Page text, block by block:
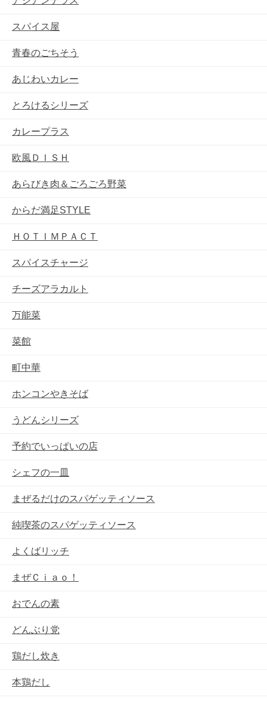
スパイス屋
青春のごちそう
あじわいカレー
とろけるシリーズ
カレープラス
欧風ＤＩＳＨ
あらびき肉＆ごろごろ野菜
からだ満足STYLE
ＨＯＴＩＭＰＡＣＴ
スパイスチャージ
チーズアラカルト
万能菜
菜館
町中華
ホンコンやきそば
うどんシリーズ
予約でいっぱいの店
シェフの一皿
まぜるだけのスパゲッティソース
純喫茶のスパゲッティソース
よくばリッチ
まぜＣｉａｏ！
おでんの素
どんぶり党
鶏だし炊き
本鶏だし